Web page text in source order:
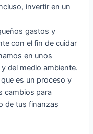
invertir en un
gastos y
con el fin de cuidar
en unos
del medio ambiente.
es un proceso y
cambios para
de tus finanzas